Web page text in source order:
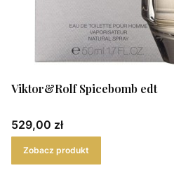
Viktor&Rolf Spicebomb edt
Cena
529,00 zł
Zobacz produkt